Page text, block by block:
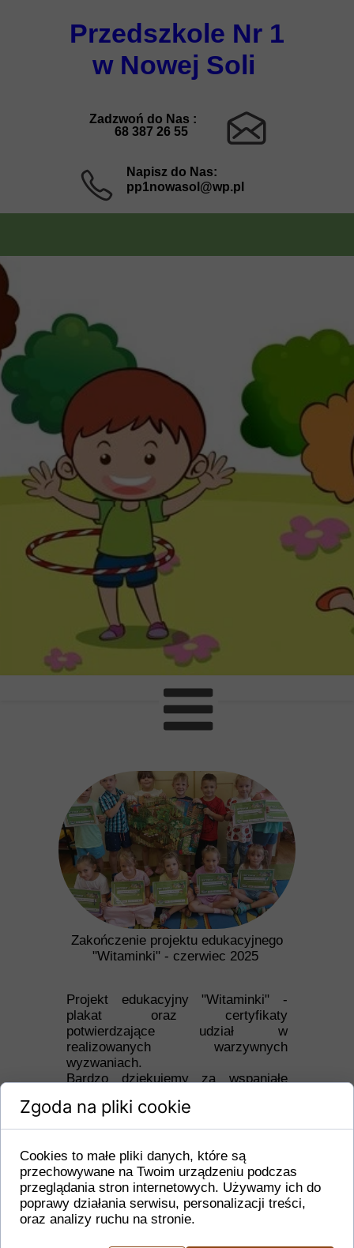
Zakończenie projektu edukacyjnego
"Witaminki" - czerwiec 2025
Projekt edukacyjny "Witaminki" -
plakat oraz certyfikaty
potwierdzające udział w
realizowanych warzywnych
wyzwaniach.
Bardzo dziękujemy za wspaniałe
projekt zamieszczany w
miesięczniku "Bliżej przedszkola"...
Czytaj więcej ›
Pliki do pobrania
Napisz do Nas:
pp1nowasol@wp.pl
Zadzwoń do Nas :
68 387 26 55
Przedszkole Nr 1
w Nowej Soli
Zgoda na pliki cookie
Cookies to małe pliki danych, które są
przechowywane na Twoim urządzeniu podczas
przeglądania stron internetowych. Używamy ich do
poprawy działania serwisu, personalizacji treści,
oraz analizy ruchu na stronie.